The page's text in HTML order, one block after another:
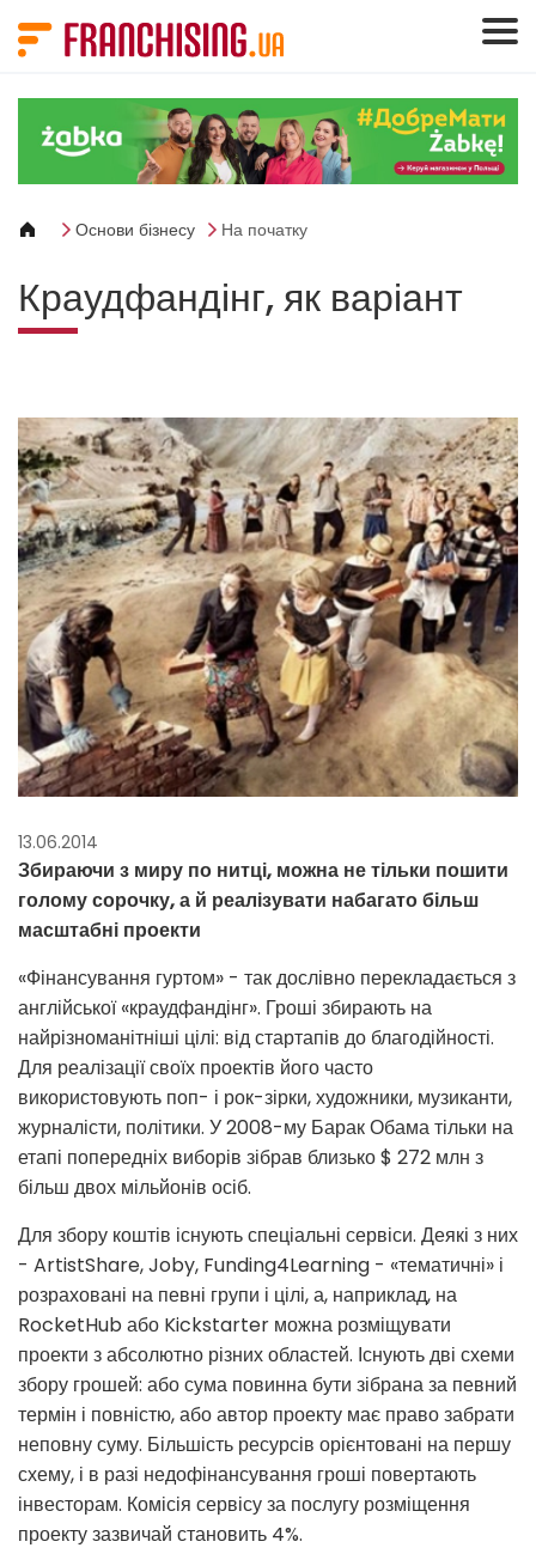
Основи бізнесу На початку
Краудфандінг, як варіант
13.06.2014
Збираючи з миру по нитці, можна не тільки пошити
голому сорочку, а й реалізувати набагато більш
масштабні проекти
«Фінансування гуртом» - так дослівно перекладається з
англійської «краудфандінг». Гроші збирають на
найрізноманітніші цілі: від стартапів до благодійності.
Для реалізації своїх проектів його часто
використовують поп- і рок-зірки, художники, музиканти,
журналісти, політики. У 2008-му Барак Обама тільки на
етапі попередніх виборів зібрав близько $ 272 млн з
більш двох мільйонів осіб.
Для збору коштів існують спеціальні сервіси. Деякі з них
- ArtistShare, Joby, Funding4Learning - «тематичні» і
розраховані на певні групи і цілі, а, наприклад, на
RocketHub або Kickstarter можна розміщувати
проекти з абсолютно різних областей. Існують дві схеми
збору грошей: або сума повинна бути зібрана за певний
термін і повністю, або автор проекту має право забрати
неповну суму. Більшість ресурсів орієнтовані на першу
схему, і в разі недофінансування гроші повертають
інвесторам. Комісія сервісу за послугу розміщення
проекту зазвичай становить 4%.